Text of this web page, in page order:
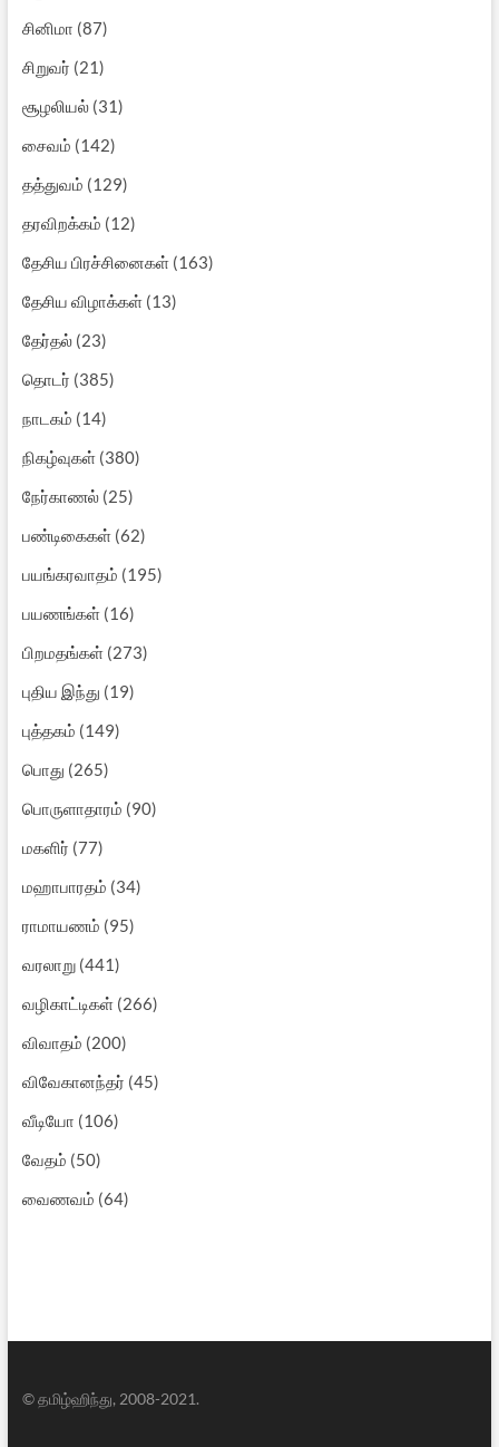
சினிமா (87)
சிறுவர் (21)
சூழலியல்(31)
சைவம் (142)
தத்துவம் (129)
தரவிறக்கம் (12)
தேசிய பிரச்சினைகள்(163)
தேசிய விழாக்கள்(13)
தேர்தல்(23)
தொடர் (385)
நாடகம் (14)
நிகழ்வுகள்(380)
நேர்காணல்(25)
பண்டிகைகள்(62)
பயங்கரவாதம் (195)
பயணங்கள்(16)
பிறமதங்கள்(273)
புதிய இந்து (19)
புத்தகம் (149)
பொது (265)
பொருளாதாரம் (90)
மகளிர் (77)
மஹாபாரதம் (34)
ராமாயணம் (95)
வரலாறு(441)
வழிகாட்டிகள்(266)
விவாதம் (200)
விவேகானந்தர் (45)
வீடியோ (106)
வேதம் (50)
வைணவம் (64)
© தமிழ்ஹிந்து, 2008-2021.